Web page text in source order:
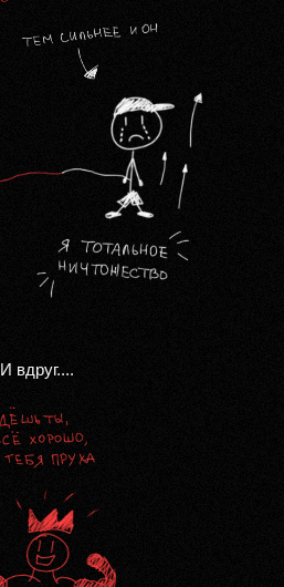
И вдруг....